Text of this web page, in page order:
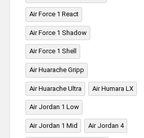
Air Force 1 React
Air Force 1 Shadow
Air Force 1 Shell
Air Huarache Gripp
Air Huarache Ultra Air Humara LX
Air Jordan 1 Low
Air Jordan 1 Mid Air Jordan 4